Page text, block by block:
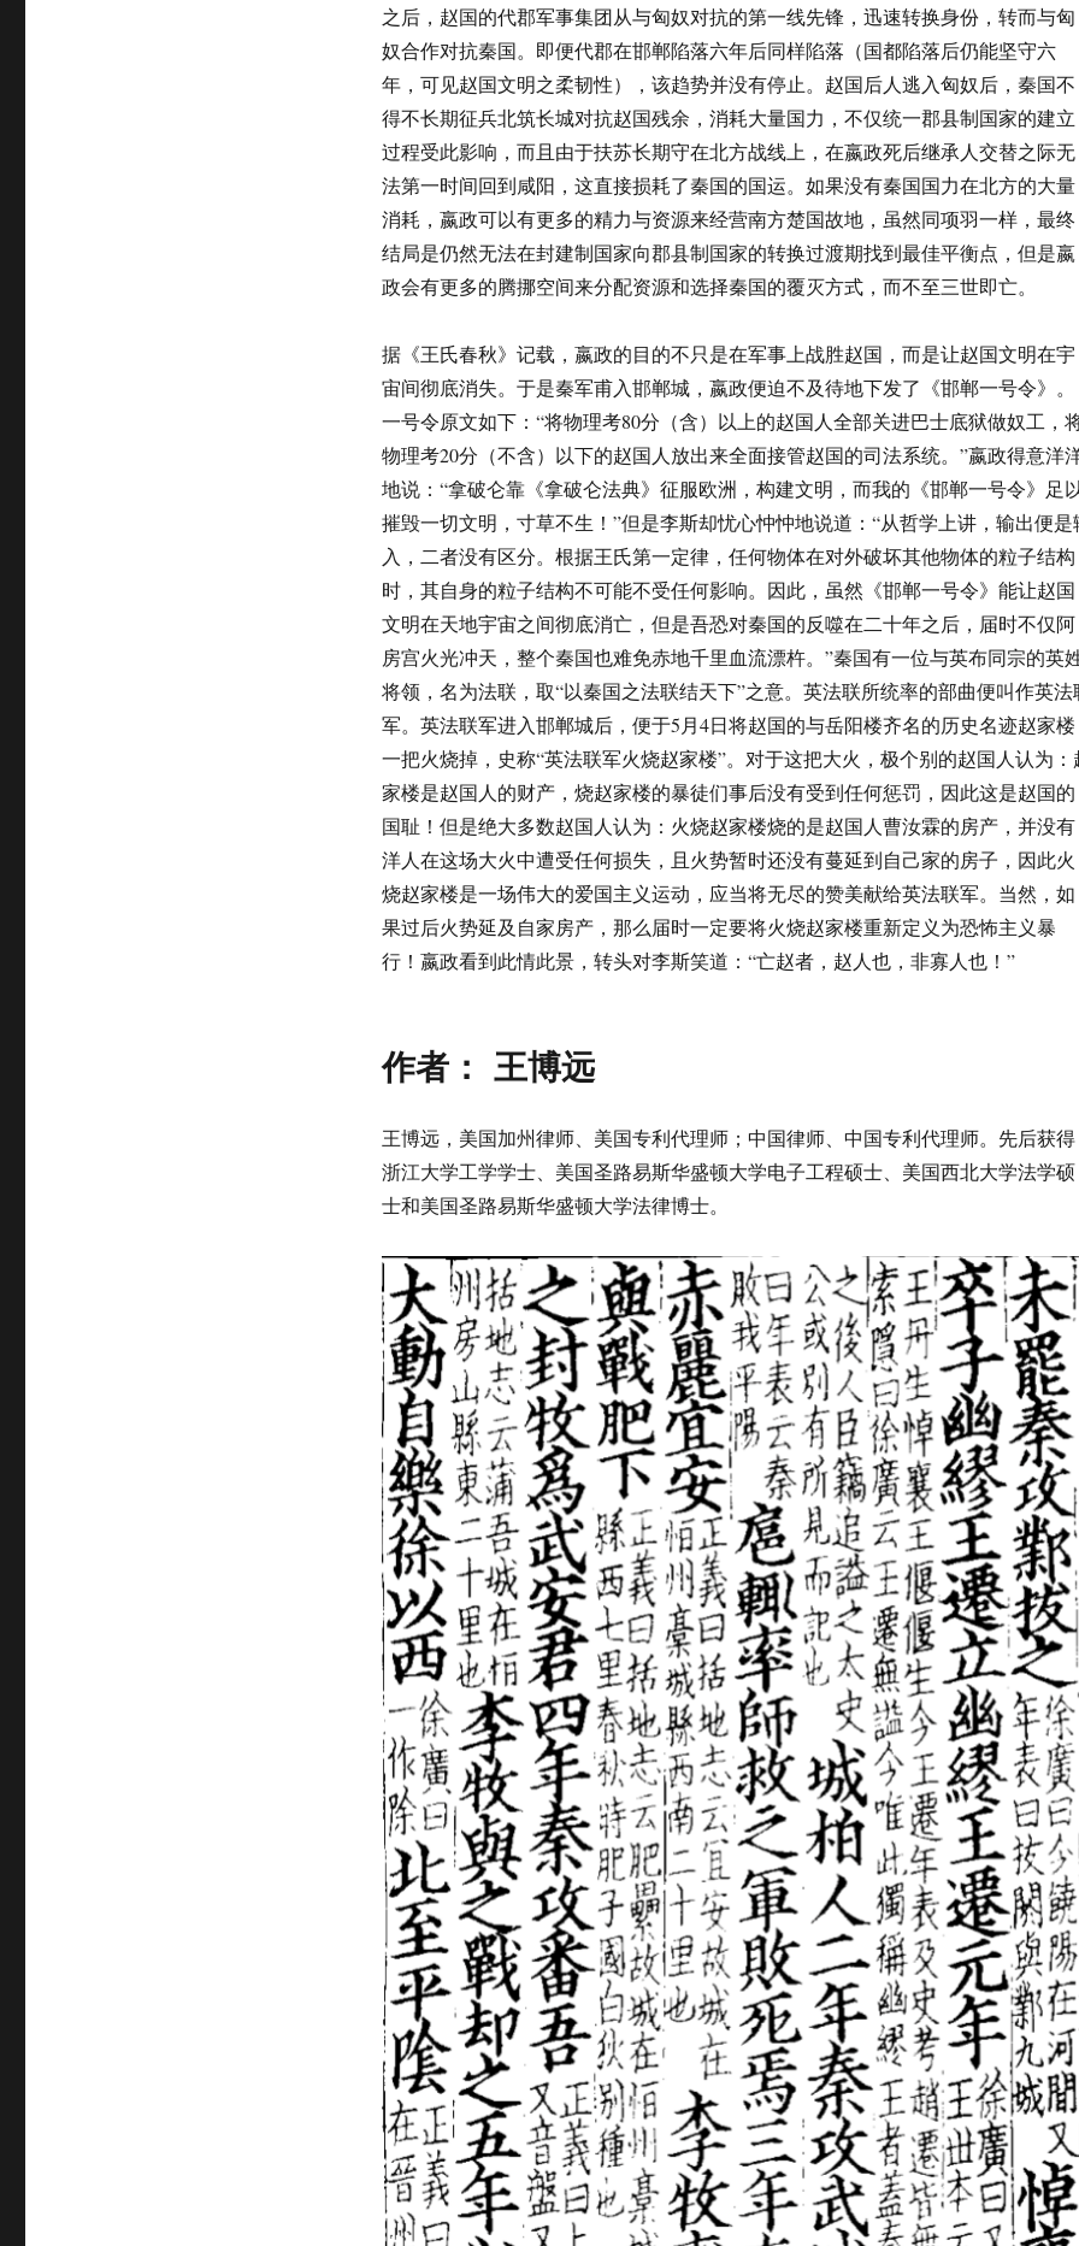
之后，赵国的代郡军事集团从与匈奴对抗的第一线先锋，迅速转换身份，转而与匈
奴合作对抗秦国。即便代郡在邯郸陷落六年后同样陷落（国都陷落后仍能坚守六
年，可见赵国文明之柔韧性），该趋势并没有停止。赵国后人逃入匈奴后，秦国不
得不长期征兵北筑长城对抗赵国残余，消耗大量国力，不仅统一郡县制国家的建立
过程受此影响，而且由于扶苏长期守在北方战线上，在嬴政死后继承人交替之际无
法第一时间回到咸阳，这直接损耗了秦国的国运。如果没有秦国国力在北方的大量
消耗，嬴政可以有更多的精力与资源来经营南方楚国故地，虽然同项羽一样，最终
结局是仍然无法在封建制国家向郡县制国家的转换过渡期找到最佳平衡点，但是嬴
政会有更多的腾挪空间来分配资源和选择秦国的覆灭方式，而不至三世即亡。
据《王氏春秋》记载，嬴政的目的不只是在军事上战胜赵国，而是让赵国文明在宇
宙间彻底消失。于是秦军甫入邯郸城，嬴政便迫不及待地下发了《邯郸一号令》。
一号令原文如下：“将物理考80分（含）以上的赵国人全部关进巴士底狱做奴工，
物理考20分（不含）以下的赵国人放出来全面接管赵国的司法系统。”嬴政得意洋
地说：“拿破仑靠《拿破仑法典》征服欧洲，构建文明，而我的《邯郸一号令》足
摧毁一切文明，寸草不生！”但是李斯却忧心忡忡地说道：“从哲学上讲，输出便是
入，二者没有区分。根据王氏第一定律，任何物体在对外破坏其他物体的粒子结构
时，其自身的粒子结构不可能不受任何影响。因此，虽然《邯郸一号令》能让赵国
文明在天地宇宙之间彻底消亡，但是吾恐对秦国的反噬在二十年之后，届时不仅阿
房宫火光冲天，整个秦国也难免赤地千里血流漂杵。”秦国有一位与英布同宗的英
将领，名为法联，取“以秦国之法联结天下”之意。英法联所统率的部曲便叫作英法
军。英法联军进入邯郸城后，便于5月4日将赵国的与岳阳楼齐名的历史名迹赵家楼
一把火烧掉，史称“英法联军火烧赵家楼”。对于这把大火，极个别的赵国人认为：
家楼是赵国人的财产，烧赵家楼的暴徒们事后没有受到任何惩罚，因此这是赵国的
国耻！但是绝大多数赵国人认为：火烧赵家楼烧的是赵国人曹汝霖的房产，并没有
洋人在这场大火中遭受任何损失，且火势暂时还没有蔓延到自己家的房子，因此火
烧赵家楼是一场伟大的爱国主义运动，应当将无尽的赞美献给英法联军。当然，如
果过后火势延及自家房产，那么届时一定要将火烧赵家楼重新定义为恐怖主义暴
行！嬴政看到此情此景，转头对李斯笑道：“亡赵者，赵人也，非寡人也！”
作者： 王博远
王博远，美国加州律师、美国专利代理师；中国律师、中国专利代理师。先后获得
浙江大学工学学士、美国圣路易斯华盛顿大学电子工程硕士、美国西北大学法学硕
士和美国圣路易斯华盛顿大学法律博士。